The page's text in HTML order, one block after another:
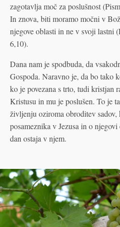
zagotavlja moč za poslušnost
In znova, biti moramo močni v
njegove oblasti in ne v svoji lastni
6,10).
Dana nam je spodbuda, da
Gospoda. Naravno je, da bo tako
ko je povezana s trto, tudi kristjan
Kristusu in mu je poslušen. To je
življenju oziroma obroditev sadov,
posameznika v Jezusa in o
dan ostaja v njem.